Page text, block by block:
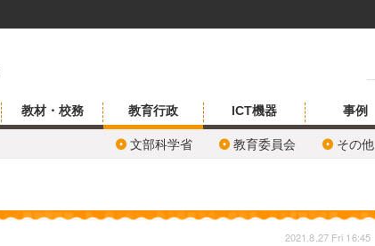
教材・校務 教育行政
文部科学省 教育委員会 その他
ICT機器 事例
2021.8.27 Fri 16:45